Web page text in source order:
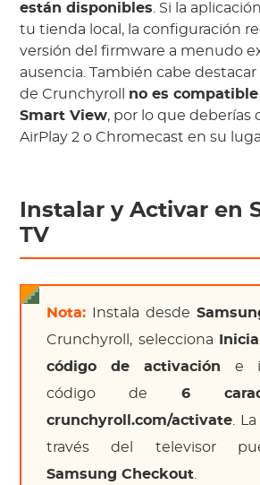
están disponibles . Si la
tu tienda local, la configuración
versión del firmware a menudo
ausencia. También cabe
de Crunchyroll no es
Smart View, por lo que deberías
AirPlay 2 o Chromecast en su
Instalar y Activar en
TV
Nota: Instala desde
Crunchyroll, selecciona
código de activación e
código de 6
crunchyroll.com/activate .
través del televisor
Samsung Checkout